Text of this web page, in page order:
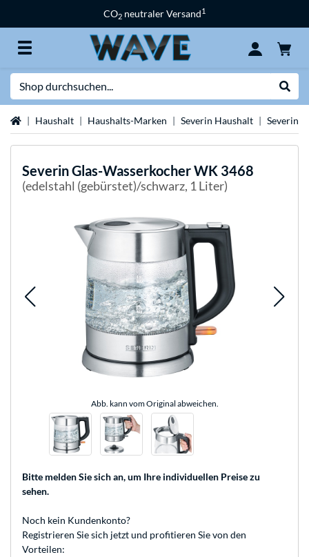
CO2 neutraler Versand1
StartseiteHaushalt Haushalts-Marken Severin Haushalt Severin
SeverinGlas-Wasserkocher WK 3468
(edelstahl (gebürstet)/schwarz, 1 Liter)
Abb. kann vom Original abweichen.
Bitte melden Sie sich an, um Ihre individuellen Preise zu
sehen.
Noch kein Kundenkonto?
Registrieren Sie sich jetzt und profitieren Sie von den
Vorteilen: